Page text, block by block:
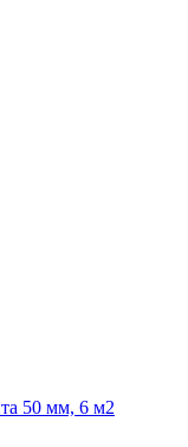
50 мм, 6 м2